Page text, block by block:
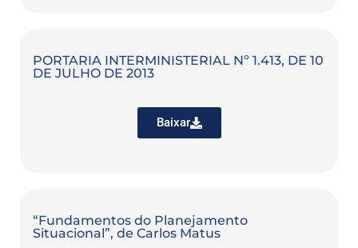
PORTARIA INTERMINISTERIAL Nº 1.413, DE 10
DE JULHO DE 2013
Baixar
“Fundamentos do Planejamento
Situacional”, de Carlos Matus